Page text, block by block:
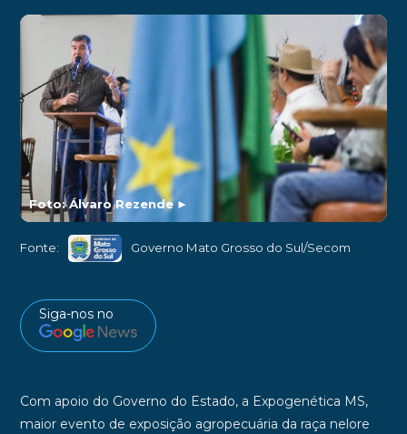
Foto: Álvaro Rezende►
Fonte: Governo Mato Grosso do Sul/Secom
Siga-nos no
Com apoio do Governo do Estado, a Expogenética MS,
maior evento de exposição agropecuária da raça nelore